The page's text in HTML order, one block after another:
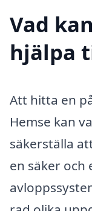
Vad
hjälpa
Att hitta en
Hemse kan
säkerställa
en säker och